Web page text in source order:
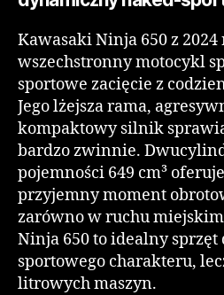
Kawasaki Ninja 650 z 2024
wszechstronny motocykl
sportowe zacięcie z
Jego lżejsza rama,
kompaktowy silnik
bardzo zwinnie.
pojemności 649 cm³
przyjemny moment
zarówno w ruchu
Ninja 650 to idealny sprzęt
sportowego charakteru,
litrowych maszyn.